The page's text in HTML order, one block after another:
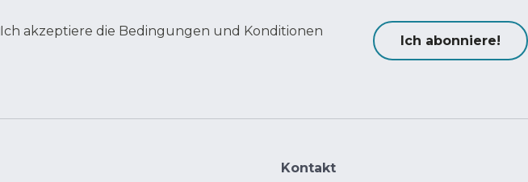
Ich akzeptiere die Bedingungen und Konditionen
Ich abonniere!
Kontakt